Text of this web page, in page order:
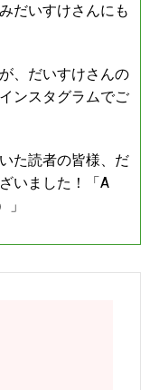
だいすけさんにも
、だいすけさんの
ンスタグラムでご
た読者の皆様、だ
いました！「A